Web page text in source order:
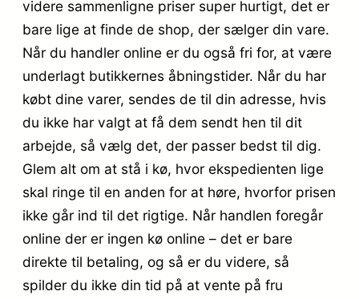
videre sammenligne priser super hurtigt, det er
bare lige at finde de shop, der sælger din vare.
Når du handler online er du også fri for, at være
underlagt butikkernes åbningstider. Når du har
købt dine varer, sendes de til din adresse, hvis
du ikke har valgt at få dem sendt hen til dit
arbejde, så vælg det, der passer bedst til dig.
Glem alt om at stå i kø, hvor ekspedienten lige
skal ringe til en anden for at høre, hvorfor prisen
ikke går ind til det rigtige. Når handlen foregår
online der er ingen kø online – det er bare
direkte til betaling, og så er du videre, så
spilder du ikke din tid på at vente på fru